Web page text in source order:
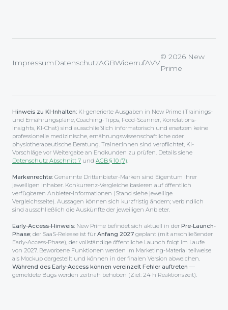
ImpressumDatenschutzAGBWiderrufAVV
© 2026 New
Prime
Hinweis zu KI-Inhalten: KI-generierte Ausgaben in New Prime (Trainings-
und Ernährungspläne, Coaching-Tipps, Food-Scanner, Korrelations-
Insights, KI-Chat) sind ausschließlich informatorisch und ersetzen keine
professionelle medizinische, ernährungswissenschaftliche oder
physiotherapeutische Beratung. Trainer:innen sind verpflichtet, KI-
Vorschläge vor Weitergabe an Endkunden zu prüfen. Details siehe
Datenschutz Abschnitt 7 und AGB § 10 (7).
Markenrechte: Genannte Drittanbieter-Marken sind Eigentum ihrer
jeweiligen Inhaber. Konkurrenz-Vergleiche basieren auf öffentlich
verfügbaren Anbieter-Informationen (Stand siehe jeweilige
Vergleichsseite). Aussagen können sich kurzfristig ändern; verbindlich
sind ausschließlich die Auskünfte der jeweiligen Anbieter.
Early-Access-Hinweis: New Prime befindet sich aktuell in der Pre-Launch-
Phase; der SaaS-Release ist für Anfang 2027 geplant (mit anschließender
Early-Access-Phase), der voll­ständige öffentliche Launch folgt im Laufe
von 2027. Beworbene Funktionen werden im Marketing-Material teilweise
als Mockup dargestellt und können in der finalen Version abweichen.
Während des Early-Access können vereinzelt Fehler auftreten —
gemeldete Bugs werden zeitnah behoben (Ziel: 24 h Reaktionszeit).